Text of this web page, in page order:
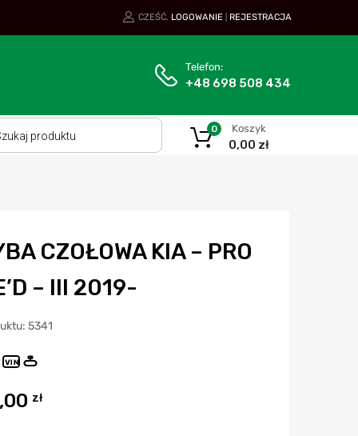
CZEŚĆ. LOGOWANIE REJESTRACJA
Telefon:
+48 698 508 434
Koszyk
0,00 zł
0
CZOŁOWA KIA – PRO
– III 2019-
5341
VIN
zł